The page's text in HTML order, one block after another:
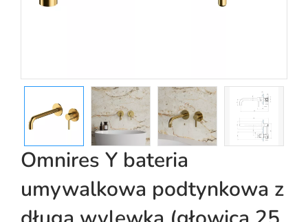
Omnires Y bateria
umywalkowa podtynkowa z